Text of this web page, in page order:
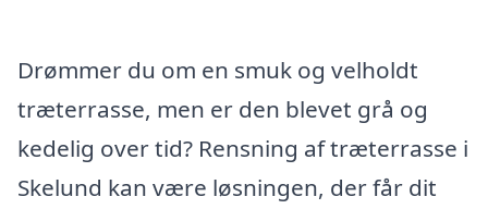
Drømmer du om en smuk og velholdt
træterrasse, men er den blevet grå og
kedelig over tid? Rensning af træterrasse i
Skelund kan være løsningen, der får dit